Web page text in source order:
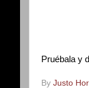
Pruébala y
By Justo